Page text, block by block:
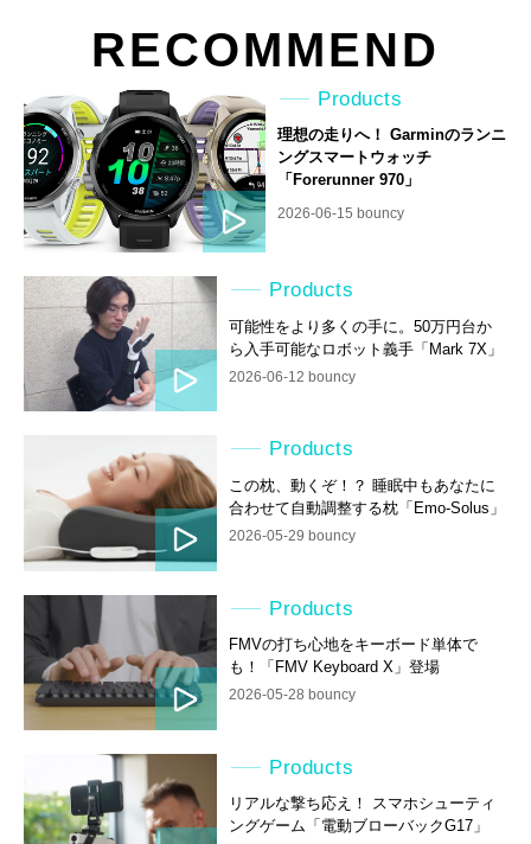
RECOMMEND
Products
理想の走りへ！ Garminのランニ
ングスマートウォッチ
「Forerunner 970」
2026-06-15 bouncy
Products
可能性をより多くの手に。50万円台か
ら入手可能なロボット義手「Mark 7X」
2026-06-12 bouncy
Products
この枕、動くぞ！？ 睡眠中もあなたに
合わせて自動調整する枕「Emo-Solus」
2026-05-29 bouncy
Products
FMVの打ち心地をキーボード単体で
も！「FMV Keyboard X」登場
2026-05-28 bouncy
Products
リアルな撃ち応え！ スマホシューティ
ングゲーム「電動ブローバックG17」